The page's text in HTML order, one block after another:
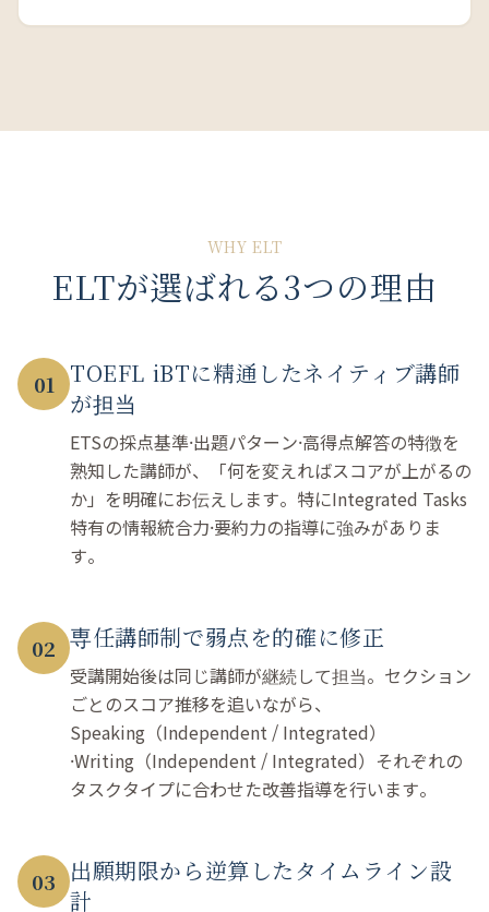
WHY ELT
ELTが選ばれる3つの理由
01
TOEFL iBTに精通したネイティブ講師
が担当
ETSの採点基準·出題パターン·高得点解答の特徴を
熟知した講師が、「何を変えればスコアが上がるの
か」を明確にお伝えします。特にIntegrated Tasks
特有の情報統合力·要約力の指導に強みがありま
す。
02 専任講師制で弱点を的確に修正
受講開始後は同じ講師が継続して担当。セクション
ごとのスコア推移を追いながら、
Speaking（Independent / Integrated）
·Writing（Independent / Integrated）それぞれの
タスクタイプに合わせた改善指導を行います。
03
出願期限から逆算したタイムライン設
計